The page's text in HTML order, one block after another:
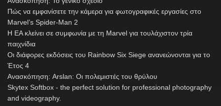
Πώς να εμφανίσετε την κάμερα για φωτογραφικές εργασίες στο
Marvel’s Spider-Man 2
Η EA κλείνει σε συμφωνία με τη Marvel για τουλάχιστον τρία
παιχνίδια
Οι διάφορες εκδόσεις του Rainbow Six Siege ανανεώνονται για το
Έτος 4
Ανασκόπηση: Arslan: Οι πολεμιστές του θρύλου
Skytex Softbox - the perfect solution for professional photography
and videography.